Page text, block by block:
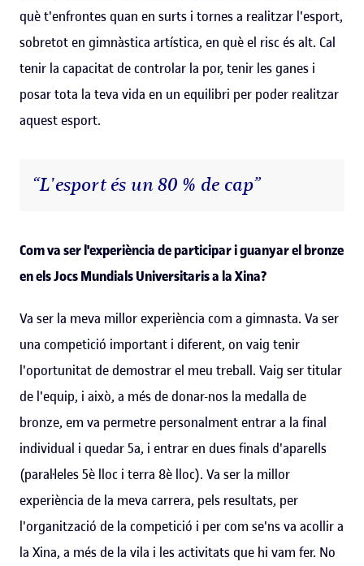
què t'enfrontes quan en surts i tornes a realitzar l'esport,
sobretot en gimnàstica artística, en què el risc és alt. Cal
tenir la capacitat de controlar la por, tenir les ganes i
posar tota la teva vida en un equilibri per poder realitzar
aquest esport.
“L'esport és un 80 % de cap”
Com va ser l'experiència de participar i guanyar el bronze
en els Jocs Mundials Universitaris a la Xina?
Va ser la meva millor experiència com a gimnasta. Va ser
una competició important i diferent, on vaig tenir
l'oportunitat de demostrar el meu treball. Vaig ser titular
de l'equip, i això, a més de donar-nos la medalla de
bronze, em va permetre personalment entrar a la final
individual i quedar 5a, i entrar en dues finals d'aparells
(paral·leles 5è lloc i terra 8è lloc). Va ser la millor
experiència de la meva carrera, pels resultats, per
l'organització de la competició i per com se'ns va acollir a
la Xina, a més de la vila i les activitats que hi vam fer. No